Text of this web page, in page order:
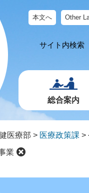
本文へ Other
サイト内検索
総合案内
医療部 > 医療政策課 >
業